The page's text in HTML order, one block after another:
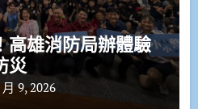
高雄消防局辦體驗
災
9, 2026